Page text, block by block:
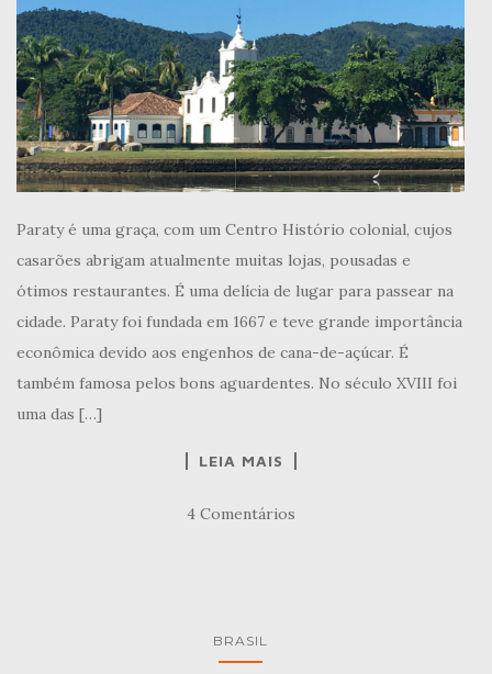
Paraty é uma graça, com um Centro Histório colonial, cujos
casarões abrigam atualmente muitas lojas, pousadas e
ótimos restaurantes. É uma delícia de lugar para passear na
cidade. Paraty foi fundada em 1667 e teve grande importância
econômica devido aos engenhos de cana-de-açúcar. É
também famosa pelos bons aguardentes. No século XVIII foi
uma das […]
LEIA MAIS
4 Comentários
BRASIL